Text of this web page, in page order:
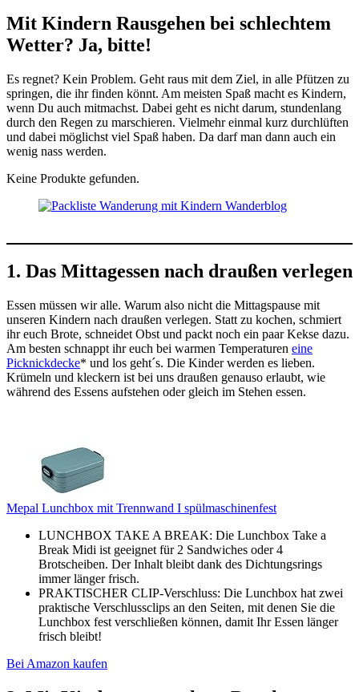
Mit Kindern Rausgehen bei schlechtem
Wetter? Ja, bitte!
Es regnet? Kein Problem. Geht raus mit dem Ziel, in alle Pfützen zu
springen, die ihr finden könnt. Am meisten Spaß macht es Kindern,
wenn Du auch mitmachst. Dabei geht es nicht darum, stundenlang
durch den Regen zu marschieren. Vielmehr einmal kurz durchlüften
und dabei möglichst viel Spaß haben. Da darf man dann auch ein
wenig nass werden.
Keine Produkte gefunden.
1. Das Mittagessen nach draußen verlegen
Essen müssen wir alle. Warum also nicht die Mittagspause mit
unseren Kindern nach draußen verlegen. Statt zu kochen, schmiert
ihr euch Brote, schneidet Obst und packt noch ein paar Kekse dazu.
Am besten schnappt ihr euch bei warmen Temperaturen eine
Picknickdecke* und los geht´s. Die Kinder werden es lieben.
Krümeln und kleckern ist bei uns draußen genauso erlaubt, wie
während des Essens aufstehen oder gleich im Stehen essen.
Mepal Lunchbox mit Trennwand I spülmaschinenfest
LUNCHBOX TAKE A BREAK: Die Lunchbox Take a
Break Midi ist geeignet für 2 Sandwiches oder 4
Brotscheiben. Der Inhalt bleibt dank des Dichtungsrings
immer länger frisch.
PRAKTISCHER CLIP-Verschluss: Die Lunchbox hat zwei
praktische Verschlussclips an den Seiten, mit denen Sie die
Lunchbox fest verschließen können, damit Ihr Essen länger
frisch bleibt!
Bei Amazon kaufen